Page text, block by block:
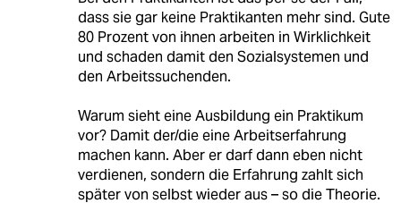
dass sie gar keine Praktikanten mehr sind. Gute
80 Prozent von ihnen arbeiten in Wirklichkeit
und schaden damit den Sozialsystemen und
den Arbeitssuchenden.
Warum sieht eine Ausbildung ein Praktikum
vor? Damit der/die eine Arbeitserfahrung
machen kann. Aber er darf dann eben nicht
verdienen, sondern die Erfahrung zahlt sich
später von selbst wieder aus – so die Theorie.